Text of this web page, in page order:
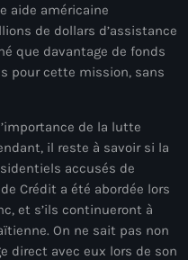
aide américaine
de dollars d’assistance
que davantage de fonds
pour cette mission, sans
de la lutte
il reste à savoir si la
accusés de
Crédit a été abordée lors
et s’ils continueront à
On ne sait pas non
direct avec eux lors de son